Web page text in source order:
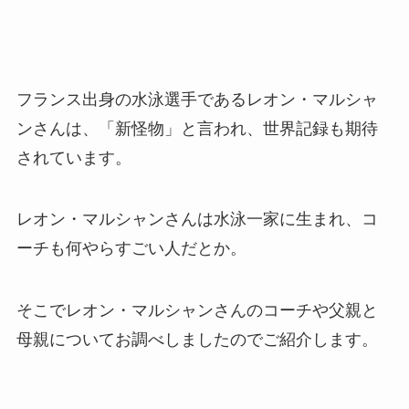
フランス出身の水泳選手であるレオン・マルシャ
ンさんは、「新怪物」と言われ、世界記録も期待
されています。
レオン・マルシャンさんは水泳一家に生まれ、コ
ーチも何やらすごい人だとか。
そこでレオン・マルシャンさんのコーチや父親と
母親についてお調べしましたのでご紹介します。